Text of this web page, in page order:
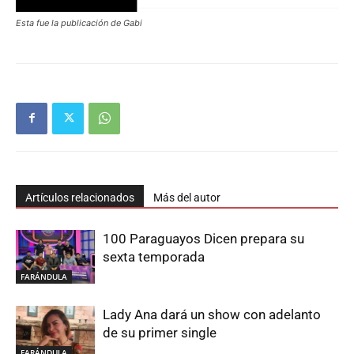
Esta fue la publicación de Gabi
Artículos relacionados Más del autor
FARÁNDULA
100 Paraguayos Dicen prepara su
sexta temporada
Lady Ana dará un show con adelanto
de su primer single